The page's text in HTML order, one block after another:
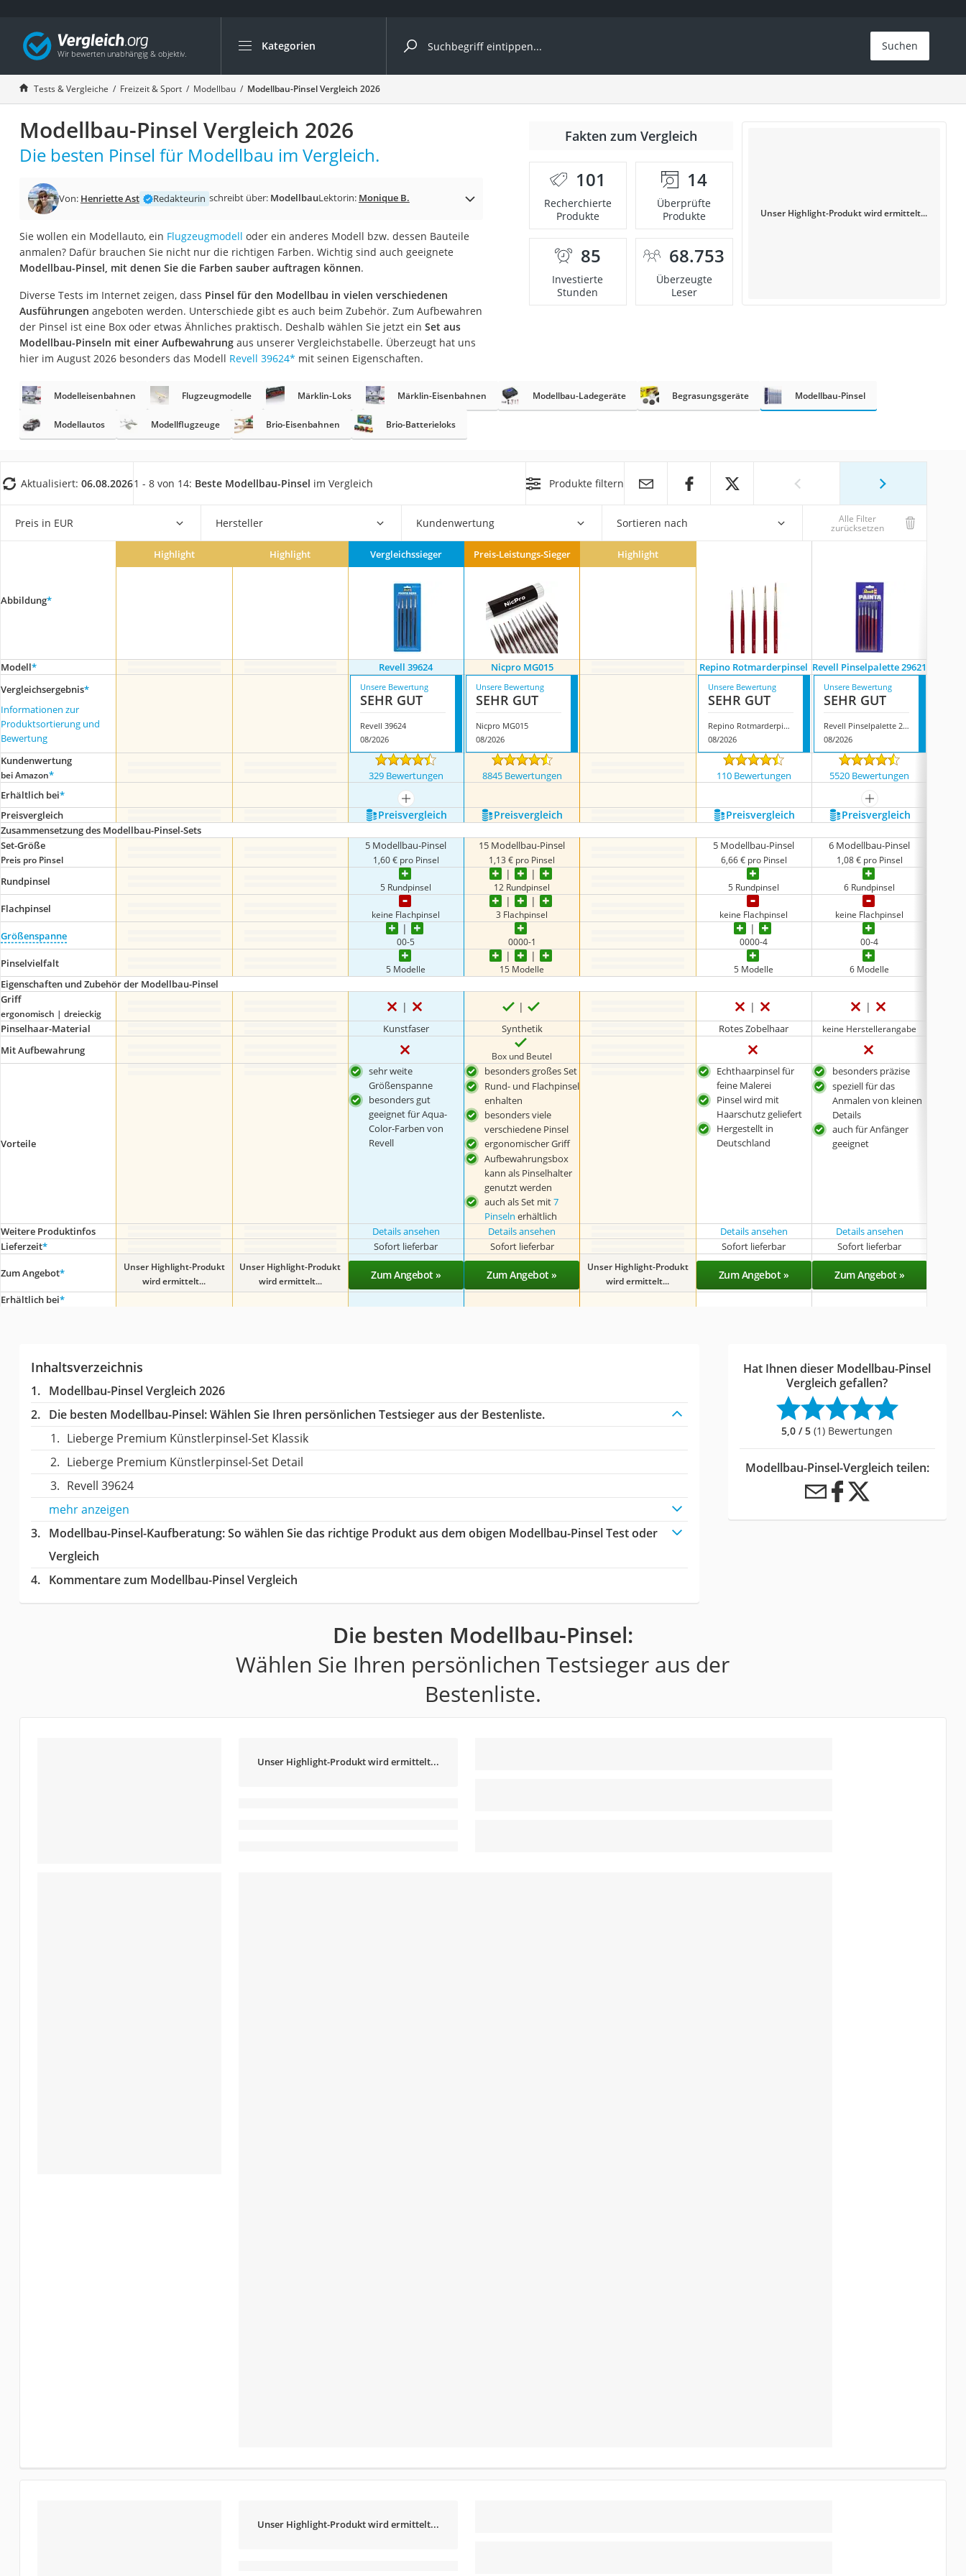
Kategorien
Die beliebtesten Vergleiche nach Kategorie
Freizeit & Sport
Gartentrampolin
Trampolin
Metalldetektor
Eufab-Fahrradträger
Trampolin 366 cm
Aluminium-Koffer
Futterboot
E-Bike-Dreirad
Trekkingschuhe Herren
Reisetasche mit Rollen
Koffer
Nachtsichtgerät
Wanderschuhe Herren
Sicherheitsweste Reiten
Suchen
Tests & Vergleiche Freizeit & Sport Modellbau Modellbau-Pinsel Vergleich 2026
Modellbau-Pinsel Vergleich 2026
Die besten Pinsel für Modellbau im Vergleich.
Von: Henriette Ast Redakteurin schreibt über: ModellbauLektorin: Monique B.
Sie wollen ein Modellauto, ein Flugzeugmodell oder ein anderes Modell bzw. dessen Bauteile
anmalen? Dafür brauchen Sie nicht nur die richtigen Farben. Wichtig sind auch geeignete
Modellbau-Pinsel, mit denen Sie die Farben sauber auftragen können.
Diverse Tests im Internet zeigen, dass Pinsel für den Modellbau in vielen verschiedenen
Ausführungen angeboten werden. Unterschiede gibt es auch beim Zubehör. Zum Aufbewahren
der Pinsel ist eine Box oder etwas Ähnliches praktisch. Deshalb wählen Sie jetzt ein Set aus
Modellbau-Pinseln mit einer Aufbewahrungaus unserer Vergleichstabelle. Überzeugt hat uns
hier im August 2026 besonders das Modell Revell 39624* mit seinen Eigenschaften.
Fakten zum Vergleich
101
Recherchierte
Produkte
14
Überprüfte
Produkte
85
Investierte
Stunden
68.753
Überzeugte
Leser
Unser Highlight-Produkt wird ermittelt...
Modelleisenbahnen Flugzeugmodelle Märklin-Loks Märklin-Eisenbahnen Modellbau-Ladegeräte Begrasungsgeräte Modellbau-Pinsel
Modellautos Modellflugzeuge Brio-Eisenbahnen Brio-Batterieloks
Aktualisiert: 06.08.20261 - 8 von 14: Beste Modellbau-Pinsel im Vergleich Produkte filtern
Preis in EUR Hersteller Kundenwertung Sortieren nach Alle Filter
zurücksetzen
Abbildung*
Highlight Highlight Vergleichssieger Preis-Leistungs-Sieger Highlight
Modell* Revell 39624 Nicpro MG015 Repino Rotmarderpinsel Revell Pinselpalette 29621
Vergleichsergebnis*
Informationen zur
Produktsortierung und
Bewertung
Unsere Bewertung
SEHR GUT
Revell 39624
08/2026
Unsere Bewertung
SEHR GUT
Nicpro MG015
08/2026
Unsere Bewertung
SEHR GUT
Repino Rotmarderpinsel
08/2026
Unsere Bewertung
SEHR GUT
Revell Pinselpalette 29621
08/2026
Kundenwertung
bei Amazon* 329 Bewertungen 8845 Bewertungen 110 Bewertungen 5520 Bewertungen
Erhältlich bei*
mehr anzeigen
mehr anzeigen
Preis­vergleich
Preis­vergleich Preis­vergleich Preis­vergleich Preis­vergleich
Zusammensetzung des Modellbau-Pinsel-Sets
Set-Größe
Preis pro Pinsel
5 Modellbau-Pinsel
1,60 € pro Pinsel
15 Modellbau-Pinsel
1,13 € pro Pinsel
5 Modellbau-Pinsel
6,66 € pro Pinsel
6 Modellbau-Pinsel
1,08 € pro Pinsel
Rundpinsel 5 Rundpinsel 12 Rundpinsel 5 Rundpinsel 6 Rundpinsel
Flachpinsel keine Flachpinsel 3 Flachpinsel keine Flachpinsel keine Flachpinsel
Größenspanne 00-5 0000-1 0000-4 00-4
Pinselvielfalt 5 Modelle 15 Modelle 5 Modelle 6 Modelle
Eigenschaften und Zubehör der Modellbau-Pinsel
Griff
ergonomisch | dreieckig
Pinselhaar-Material Kunstfaser Synthetik Rotes Zobelhaar keine Herstellerangabe
Mit Aufbewahrung
Box und Beutel
Vorteile
sehr weite
Größenspanne
besonders gut
geeignet für Aqua-
Color-Farben von
Revell
besonders großes Set
Rund- und Flachpinsel
enhalten
besonders viele
verschiedene Pinsel
ergonomischer Griff
Aufbewahrungsbox
kann als Pinselhalter
genutzt werden
auch als Set mit7
Pinseln erhältlich
Echthaarpinsel für
feine Malerei
Pinsel wird mit
Haarschutz geliefert
Hergestellt in
Deutschland
besonders präzise
speziell für das
Anmalen von kleinen
Details
auch für Anfänger
geeignet
Weitere Produktinfos Details ansehen Details ansehen Details ansehen Details ansehen
Lieferzeit* Sofort lieferbar Sofort lieferbar Sofort lieferbar Sofort lieferbar
Zum Angebot*
Unser Highlight-Produkt
wird ermittelt...
Unser Highlight-Produkt
wird ermittelt...
Zum Angebot » Zum Angebot »
Unser Highlight-Produkt
wird ermittelt...
Zum Angebot » Zum Angebot »
Erhältlich bei*
Inhaltsverzeichnis
Modellbau-Pinsel Vergleich 2026
Die besten Modellbau-Pinsel:Wählen Sie Ihren persönlichen Testsieger aus der Bestenliste.
Lieberge Premium Künstlerpinsel-Set Klassik
Lieberge Premium Künstlerpinsel-Set Detail
Revell 39624
mehr anzeigen
Modellbau-Pinsel-Kaufberatung: So wählen Sie das richtige Produkt aus dem obigen Modellbau-Pinsel Test oder
Vergleich
Kommentare zum Modellbau-Pinsel Vergleich
Hat Ihnen dieser Modellbau-Pinsel
Vergleich gefallen?
5,0 / 5 (1) Bewertungen
Modellbau-Pinsel-Vergleich teilen:
Die besten Modellbau-Pinsel:
Wählen Sie Ihren persönlichen Testsieger aus der
Bestenliste.
Unser Highlight-Produkt wird ermittelt...
Unser Highlight-Produkt wird ermittelt...